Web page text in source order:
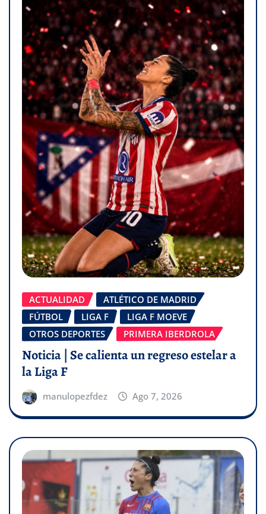
ACTUALIDAD
ATLÉTICO DE MADRID
FÚTBOL
LIGA F
LIGA F MOEVE
OTROS DEPORTES
PRIMERA IBERDROLA
Noticia | Se calienta un regreso estelar a
la Liga F
manulopezfdez Ago 7, 2026